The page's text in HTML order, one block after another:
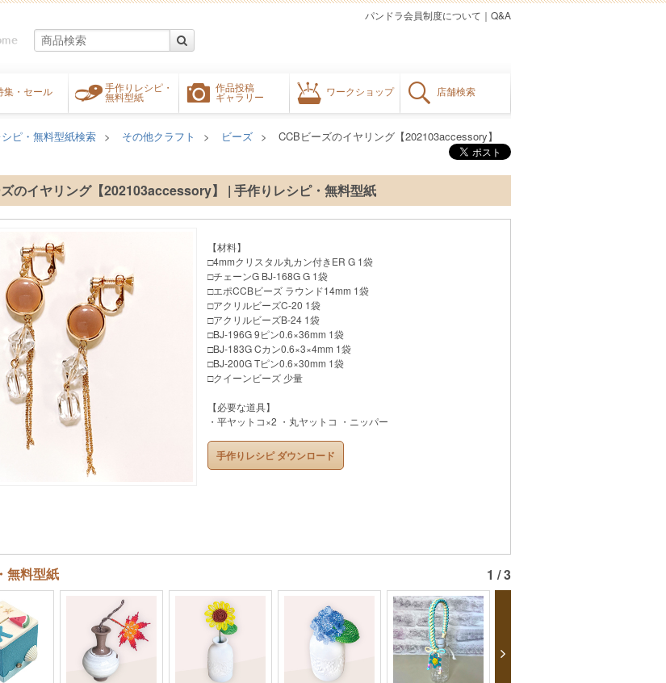
集・セール
手作りレシピ・
無料型紙
作品投稿
ギャラリー
ワークショップ 店舗検索
Q&A
｜
パンドラ会員制度について
ピ・無料型紙検索 その他クラフト ビーズ CCBビーズのイヤリング【202103accessory】
のイヤリング【202103accessory】 | 手作りレシピ・無料型紙
【材料】
□4mmクリスタル丸カン付きER G 1袋
□チェーンG BJ-168G G 1袋
□エポCCBビーズ ラウンド14mm 1袋
□アクリルビーズC-20 1袋
□アクリルビーズB-24 1袋
□BJ-196G 9ピン0.6×36mm 1袋
□BJ-183G Cカン0.6×3×4mm 1袋
□BJ-200G Tピン0.6×30mm 1袋
□クイーンビーズ 少量
【必要な道具】
・平ヤットコ×2 ・丸ヤットコ ・ニッパー
手作りレシピ ダウンロード
無料型紙 1 / 3